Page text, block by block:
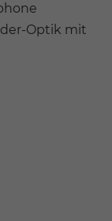
Optik mit